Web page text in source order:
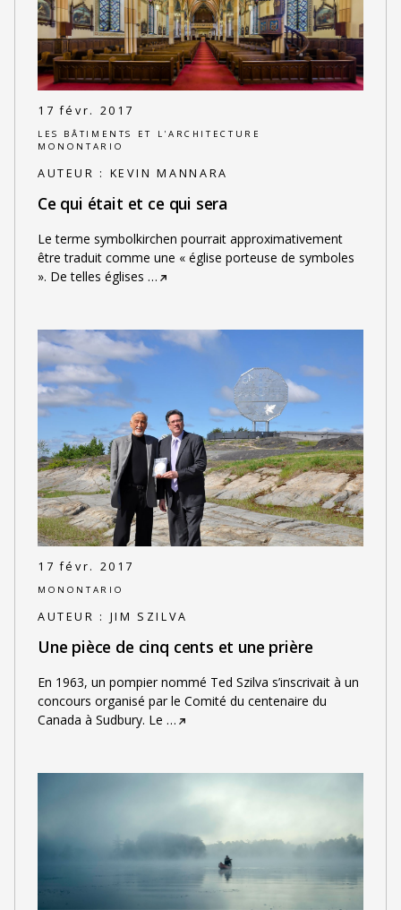
17 févr. 2017
LES BÂTIMENTS ET L'ARCHITECTURE
MONONTARIO
AUTEUR : KEVIN MANNARA
Ce qui était et ce qui sera
Le terme symbolkirchen pourrait approximativement
être traduit comme une « église porteuse de symboles
». De telles églises …
17 févr. 2017
MONONTARIO
AUTEUR : JIM SZILVA
Une pièce de cinq cents et une prière
En 1963, un pompier nommé Ted Szilva s’inscrivait à un
concours organisé par le Comité du centenaire du
Canada à Sudbury. Le …